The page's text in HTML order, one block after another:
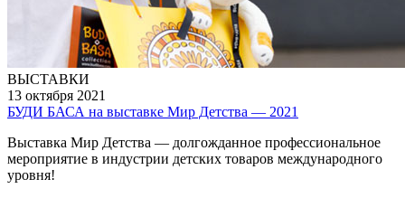
ВЫСТАВКИ
13 октября 2021
БУДИ БАСА на выставке Мир Детства — 2021
Выставка Мир Детства — долгожданное профессиональное
мероприятие в индустрии детских товаров международного
уровня!